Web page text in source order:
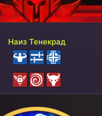
Наиз Тенекрад